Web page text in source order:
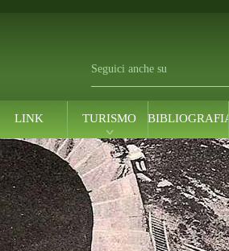
Seguici anche su
LINK TURISMO BIBLIOGRAFIA